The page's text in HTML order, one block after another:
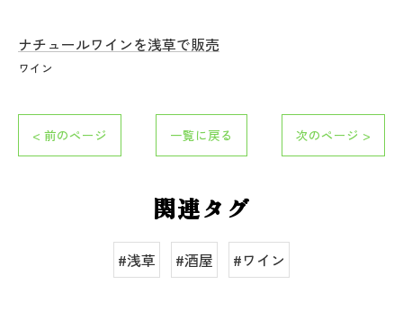
ナチュールワインを浅草で販売
ワイン
< 前のページ 一覧に戻る 次のページ >
関連タグ
#浅草 #酒屋 #ワイン